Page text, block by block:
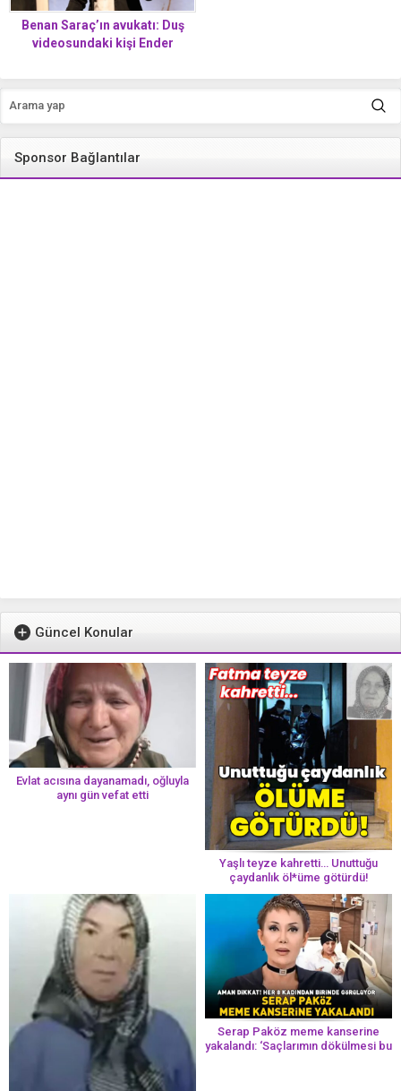
Benan Saraç’ın avukatı: Duş
videosundaki kişi Ender
çocuğuyla bir ilgisi yok
Sponsor Bağlantılar
Güncel Konular
Evlat acısına dayanamadı, oğluyla
aynı gün vefat etti
Yaşlı teyze kahretti… Unuttuğu
çaydanlık öl*üme götürdü!
Serap Paköz meme kanserine
yakalandı: ‘Saçlarımın dökülmesi bu